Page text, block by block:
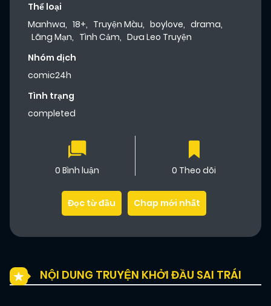
Thể loại
Manhwa, 18+, Truyện Màu, boylove, drama,
Lãng Mạn, Tình Cảm, Dưa Leo Truyện
Nhóm dịch
comic24h
Tình trạng
completed
0 Bình luận 0 Theo dõi
Đọc từ đầu Chap mới nhất
NỘI DUNG TRUYỆN KHỞI ĐẦU SAI TRÁI